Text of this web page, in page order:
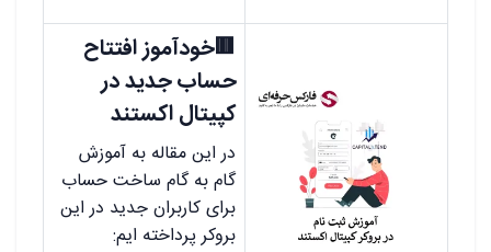
🟥خودآموز افتتاح
حساب جدید در
کپیتال اکستند
در این مقاله به آموزش
گام به گام ساخت حساب
برای کاربران جدید در این
بروکر پرداخته ایم: